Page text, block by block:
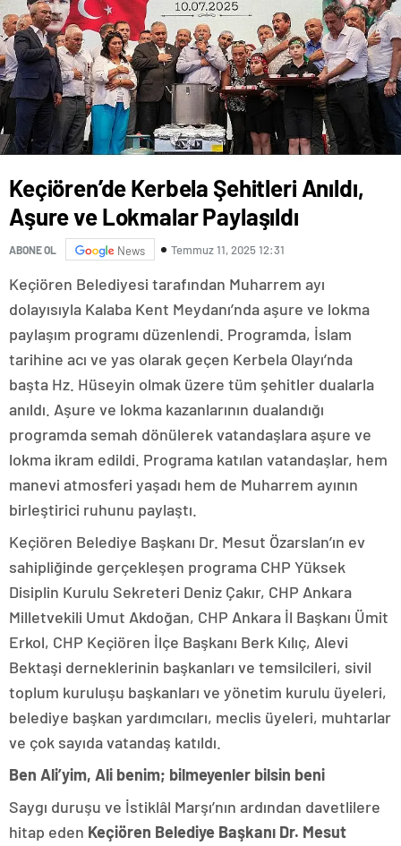
Keçiören’de Kerbela Şehitleri Anıldı,
Aşure ve Lokmalar Paylaşıldı
ABONE OL News Temmuz 11, 2025 12:31
Keçiören Belediyesi tarafından Muharrem ayı
dolayısıyla Kalaba Kent Meydanı’nda aşure ve lokma
paylaşım programı düzenlendi. Programda, İslam
tarihine acı ve yas olarak geçen Kerbela Olayı’nda
başta Hz. Hüseyin olmak üzere tüm şehitler dualarla
anıldı. Aşure ve lokma kazanlarının dualandığı
programda semah dönülerek vatandaşlara aşure ve
lokma ikram edildi. Programa katılan vatandaşlar, hem
manevi atmosferi yaşadı hem de Muharrem ayının
birleştirici ruhunu paylaştı.
Keçiören Belediye Başkanı Dr. Mesut Özarslan’ın ev
sahipliğinde gerçekleşen programa CHP Yüksek
Disiplin Kurulu Sekreteri Deniz Çakır, CHP Ankara
Milletvekili Umut Akdoğan, CHP Ankara İl Başkanı Ümit
Erkol, CHP Keçiören İlçe Başkanı Berk Kılıç, Alevi
Bektaşi derneklerinin başkanları ve temsilcileri, sivil
toplum kuruluşu başkanları ve yönetim kurulu üyeleri,
belediye başkan yardımcıları, meclis üyeleri, muhtarlar
ve çok sayıda vatandaş katıldı.
Ben Ali’yim, Ali benim; bilmeyenler bilsin beni
Saygı duruşu ve İstiklâl Marşı’nın ardından davetlilere
hitap eden Keçiören Belediye Başkanı Dr. Mesut